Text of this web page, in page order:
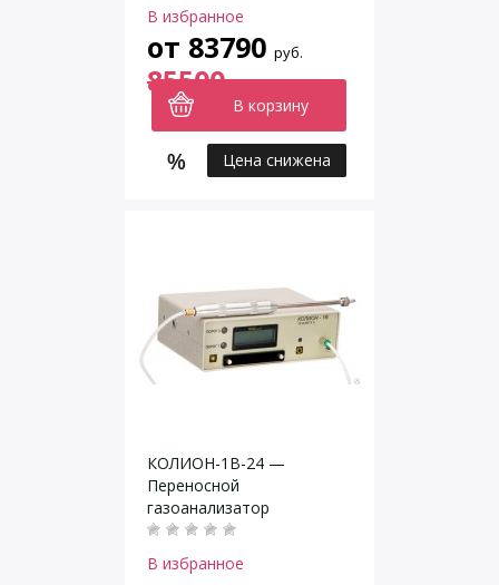
В избранное
от 83790 руб.
85500
В корзину
Цена снижена
КОЛИОН-1В-24 —
Переносной
газоанализатор
В избранное